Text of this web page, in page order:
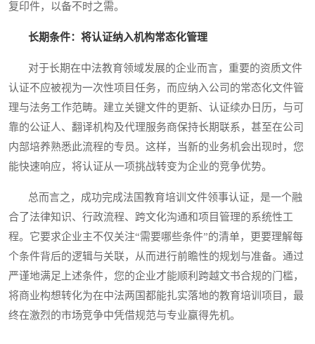
复印件，以备不时之需。
长期条件：将认证纳入机构常态化管理
对于长期在中法教育领域发展的企业而言，重要的资质文件
认证不应被视为一次性项目任务，而应纳入公司的常态化文件管
理与法务工作范畴。建立关键文件的更新、认证续办日历，与可
靠的公证人、翻译机构及代理服务商保持长期联系，甚至在公司
内部培养熟悉此流程的专员。这样，当新的业务机会出现时，您
能快速响应，将认证从一项挑战转变为企业的竞争优势。
总而言之，成功完成法国教育培训文件领事认证，是一个融
合了法律知识、行政流程、跨文化沟通和项目管理的系统性工
程。它要求企业主不仅关注“需要哪些条件”的清单，更要理解每
个条件背后的逻辑与关联，从而进行前瞻性的规划与准备。通过
严谨地满足上述条件，您的企业才能顺利跨越文书合规的门槛，
将商业构想转化为在中法两国都能扎实落地的教育培训项目，最
终在激烈的市场竞争中凭借规范与专业赢得先机。